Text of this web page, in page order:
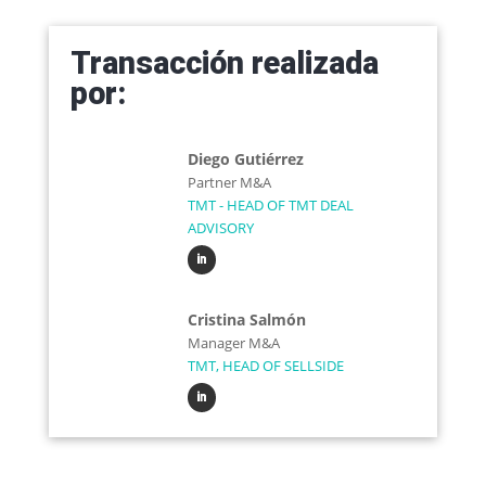
Transacción realizada
por:
Diego Gutiérrez
Partner M&A
TMT - HEAD OF TMT DEAL
ADVISORY
Cristina Salmón
Manager M&A
TMT, HEAD OF SELLSIDE